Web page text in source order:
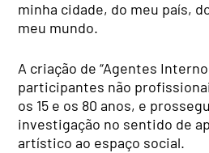
minha cidade, do meu país,
meu mundo.
A criação de “Agentes
participantes não
os 15 e os 80 anos, e
investigação no sentido de
artístico ao espaço social.